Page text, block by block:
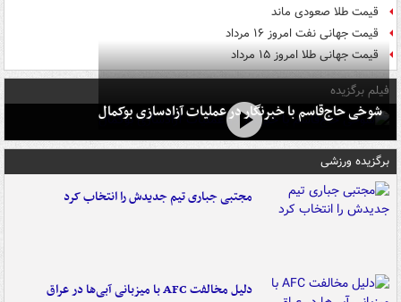
قیمت طلا صعودی ماند
قیمت جهانی نفت امروز ۱۶ مرداد
قیمت جهانی طلا امروز ۱۵ مرداد
فیلم برگزیده
شوخی حاج‌قاسم با خبرنگار در عملیات آزادسازی بوکمال
برگزیده ورزشی
مجتبی جباری تیم جدیدش را انتخاب کرد
دلیل مخالفت AFC با میزبانی آبی‌ها در عراق